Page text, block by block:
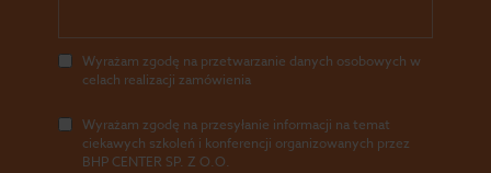
Wyrażam zgodę na przetwarzanie danych osobowych w
celach realizacji zamówienia
Wyrażam zgodę na przesyłanie informacji na temat
ciekawych szkoleń i konferencji organizowanych przez
BHP CENTER SP. Z O.O.